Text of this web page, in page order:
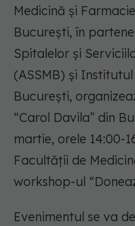
Medicină și
București, în
Spitalelor şi
(ASSMB) şi
București,
“Carol Davila” din
martie, orele 14:00-
Facultății de
workshop-ul
Evenimentul se va